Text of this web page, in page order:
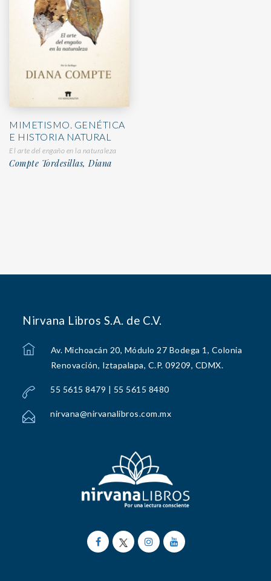
MIMETISMO. GENÉTICA
E HISTORIA NATURAL
El arte del engaño en la naturaleza
Compte Tordesillas, Diana
Nirvana Libros S.A. de C.V.
Av. Michoacán 20, Módulo 27 Bodega 1, Colonia
Renovación, Iztapalapa, C.P. 09209, CDMX.
55 5615 8479 | 55 5615 8480
nirvana@nirvanalibros.com.mx